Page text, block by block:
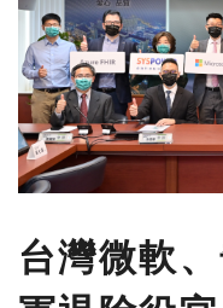
刊登
台灣微軟